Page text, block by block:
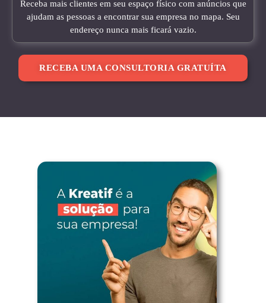
Receba mais clientes em seu espaço físico com anúncios que
ajudam as pessoas a encontrar sua empresa no mapa. Seu
endereço nunca mais ficará vazio.
RECEBA UMA CONSULTORIA GRATUÍTA